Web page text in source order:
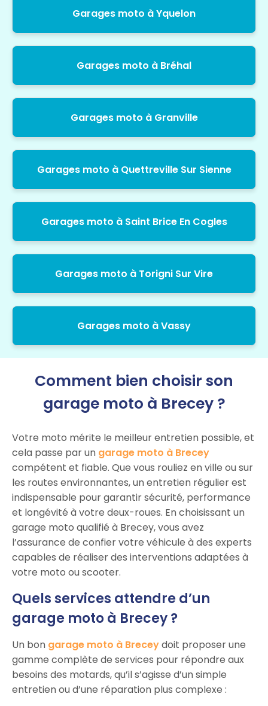
Garages moto à Yquelon
Garages moto à Bréhal
Garages moto à Granville
Garages moto à Quettreville Sur Sienne
Garages moto à Saint Brice En Cogles
Garages moto à Torigni Sur Vire
Garages moto à Vassy
Comment bien choisir son
garage moto à Brecey ?
Votre moto mérite le meilleur entretien possible, et
cela passe par un garage moto à Brecey
compétent et fiable. Que vous rouliez en ville ou sur
les routes environnantes, un entretien régulier est
indispensable pour garantir sécurité, performance
et longévité à votre deux-roues. En choisissant un
garage moto qualifié à Brecey, vous avez
l’assurance de confier votre véhicule à des experts
capables de réaliser des interventions adaptées à
votre moto ou scooter.
Quels services attendre d’un
garage moto à Brecey ?
Un bon garage moto à Breceydoit proposer une
gamme complète de services pour répondre aux
besoins des motards, qu’il s’agisse d’un simple
entretien ou d’une réparation plus complexe :